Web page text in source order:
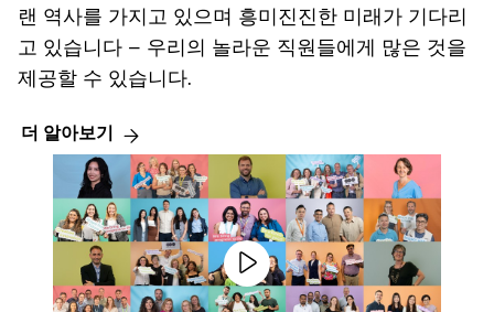
랜 역사를 가지고 있으며 흥미진진한 미래가 기다리
고 있습니다 – 우리의 놀라운 직원들에게 많은 것을
제공할 수 있습니다.
더 알아보기